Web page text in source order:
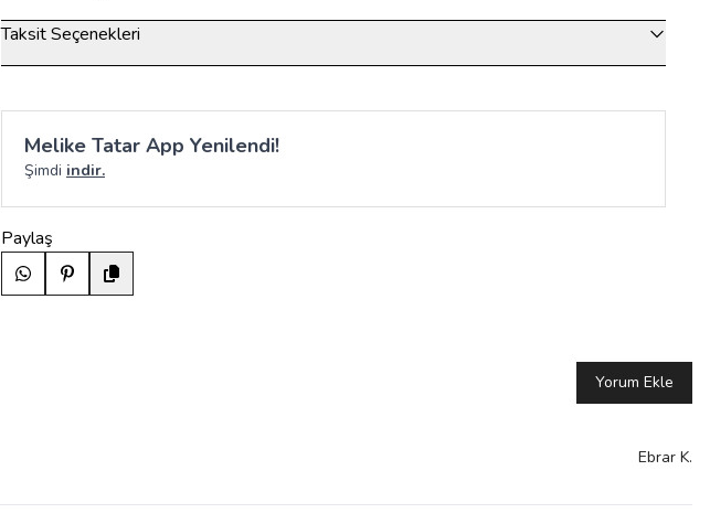
Taksit Seçenekleri
Melike Tatar App Yenilendi!
Şimdi indir.
Paylaş
Yorum Ekle
Ebrar K.